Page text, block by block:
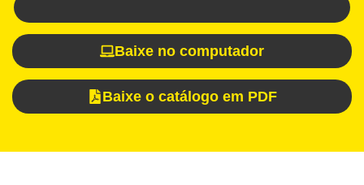
Baixe no computador
Baixe o catálogo em PDF